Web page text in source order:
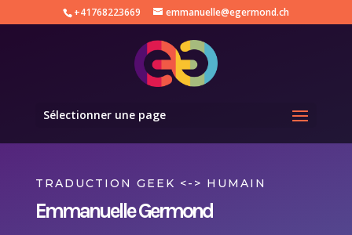
+41768223669 emmanuelle@egermond.ch
Sélectionner une page
TRADUCTION GEEK <-> HUMAIN
Emmanuelle Germond